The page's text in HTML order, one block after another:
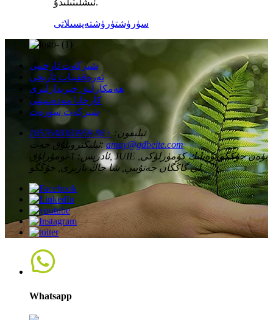
ئىشلىتىلىدۇ.
سۈرۈشتۈرۈشتەپسىلاتى
شىركەت ئارخىپى
تەرەققىيات تارىخى
ھەمكارلىق خېرىدارلىرى
كارخانا مەدەنىيىتى
شىركەت سۈرەت
تېلېفون: +86 1857648383959
ئېلېكترونلۇق خەت: amay@gdbeite.com
ئادرېس:
1-نومۇرلۇق, JUIE يۈەن جۇڭگو يۈەنلىك كۆمۈرلۈكى,
لى گاڭگان جەنۇبىي, شا جاڭ بازىرى, جۇڭگو.
Whatsapp